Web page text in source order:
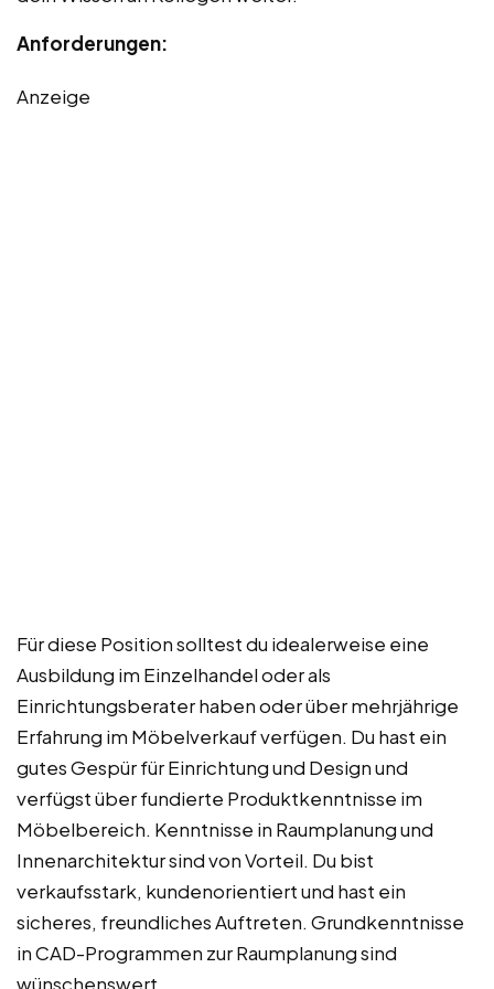
Anforderungen:
Anzeige
Für diese Position solltest du idealerweise eine
Ausbildung im Einzelhandel oder als
Einrichtungsberater haben oder über mehrjährige
Erfahrung im Möbelverkauf verfügen. Du hast ein
gutes Gespür für Einrichtung und Design und
verfügst über fundierte Produktkenntnisse im
Möbelbereich. Kenntnisse in Raumplanung und
Innenarchitektur sind von Vorteil. Du bist
verkaufsstark, kundenorientiert und hast ein
sicheres, freundliches Auftreten. Grundkenntnisse
in CAD-Programmen zur Raumplanung sind
wünschenswert.